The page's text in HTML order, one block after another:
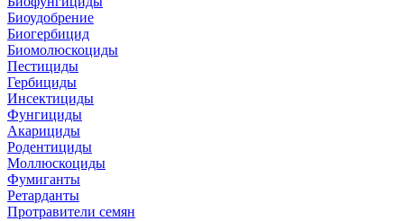
Биоудобрение
Биогербицид
Биомолюскоциды
Пестициды
Гербициды
Инсектициды
Фунгициды
Акарициды
Родентициды
Моллюскоциды
Фумиганты
Ретарданты
Протравители семян